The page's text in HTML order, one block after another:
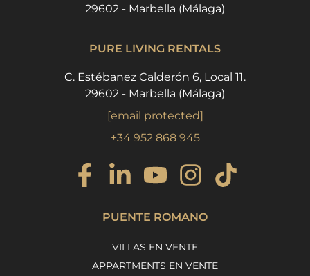
29602 - Marbella (Málaga)
PURE LIVING RENTALS
C. Estébanez Calderón 6, Local 11.
29602 - Marbella (Málaga)
[email protected]
+34 952 868 945
PUENTE ROMANO
VILLAS EN VENTE
APPARTMENTS EN VENTE